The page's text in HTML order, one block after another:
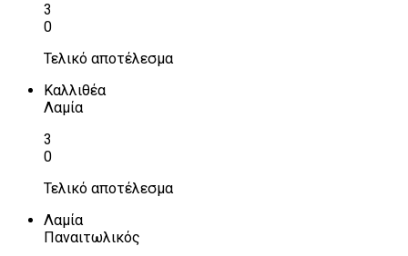
3
0
Τελικό αποτέλεσμα
Καλλιθέα
Λαμία
3
0
Τελικό αποτέλεσμα
Λαμία
Παναιτωλικός